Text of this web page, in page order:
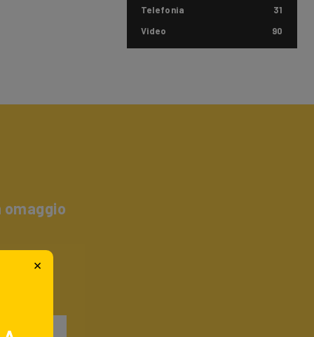
Telefonia
31
Video
90
omaggio
×